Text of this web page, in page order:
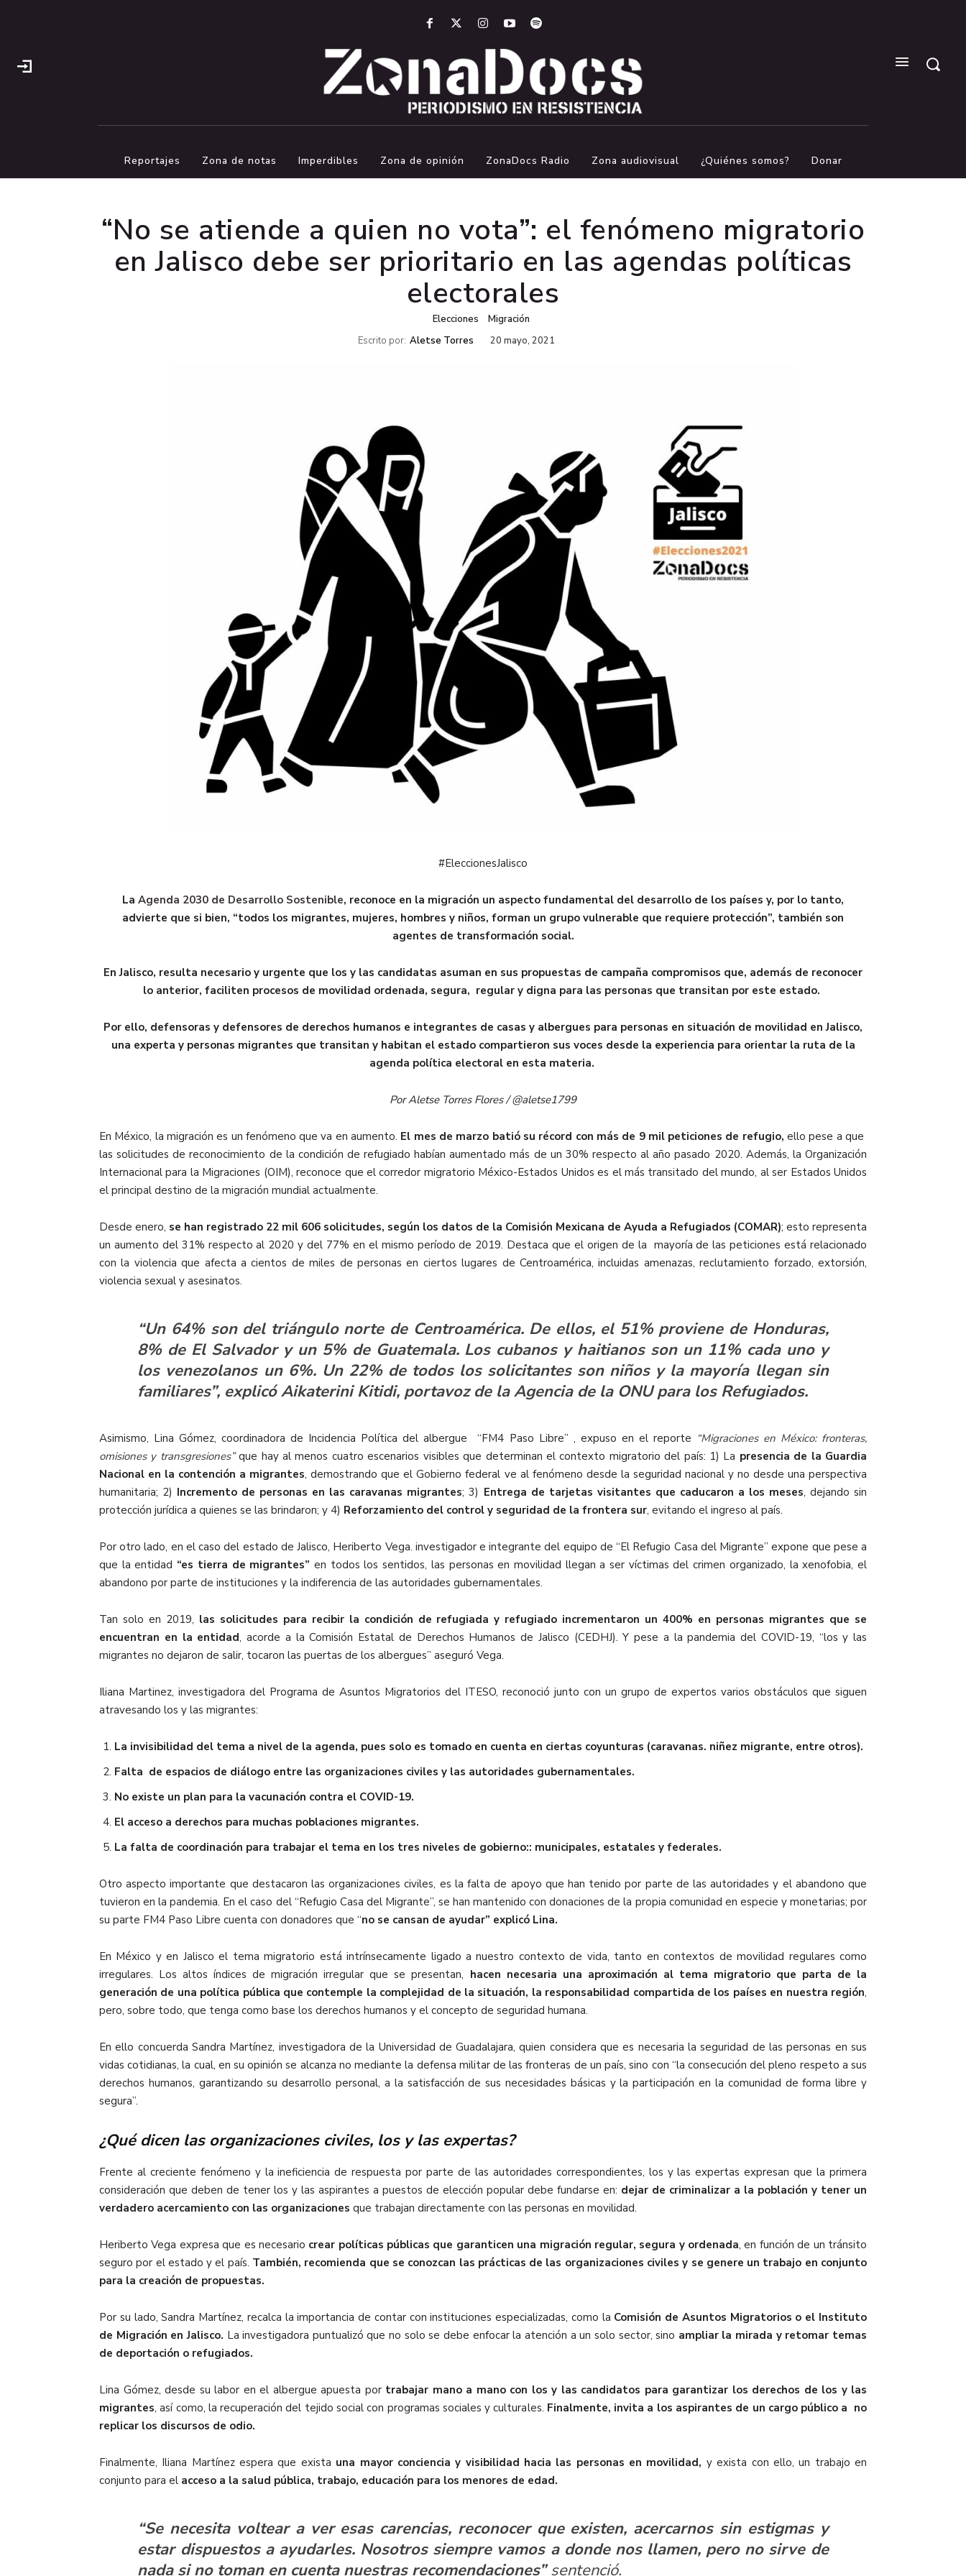
Reportajes Zona de notas Imperdibles Zona de opinión ZonaDocs Radio Zona audiovisual ¿Quiénes somos? Donar
“No se atiende a quien no vota”: el fenómeno migratorio
en Jalisco debe ser prioritario en las agendas políticas
electorales
Elecciones
Migración
Escrito por: Aletse Torres 20 mayo, 2021
#EleccionesJalisco
La Agenda 2030 de Desarrollo Sostenible, reconoce en la migración un aspecto fundamental del desarrollo de los países y, por lo tanto,
advierte que si bien, “todos los migrantes, mujeres, hombres y niños, forman un grupo vulnerable que requiere protección”, también son
agentes de transformación social.
En Jalisco, resulta necesario y urgente que los y las candidatas asuman en sus propuestas de campaña compromisos que, además de reconocer
lo anterior, faciliten procesos de movilidad ordenada, segura, regular y digna para las personas que transitan por este estado.
Por ello, defensoras y defensores de derechos humanos e integrantes de casas y albergues para personas en situación de movilidad en Jalisco,
una experta y personas migrantes que transitan y habitan el estado compartieron sus voces desde la experiencia para orientar la ruta de la
agenda política electoral en esta materia.
Por Aletse Torres Flores / @aletse1799
En México, la migración es un fenómeno que va en aumento. El mes de marzo batió su récord con más de 9 mil peticiones de refugio,ello pese a que
las solicitudes de reconocimiento de la condición de refugiado habían aumentado más de un 30% respecto al año pasado 2020. Además, laOrganización
Internacional para la Migraciones (OIM), reconoce que el corredor migratorio México-Estados Unidos es el más transitado del mundo, al ser Estados Unidos
el principal destino de la migración mundial actualmente.
Desde enero, se han registrado 22 mil 606 solicitudes, según los datos de la Comisión Mexicana de Ayuda a Refugiados (COMAR); esto representa
un aumento del 31% respecto al 2020 y del 77% en el mismo período de 2019. Destaca que el origen de la mayoría de las peticiones está relacionado
con la violencia que afecta a cientos de miles de personas en ciertos lugares de Centroamérica, incluidas amenazas, reclutamiento forzado, extorsión,
violencia sexual y asesinatos.
“Un 64% son del triángulo norte de Centroamérica. De ellos, el 51% proviene de Honduras,
8% de El Salvador y un 5% de Guatemala. Los cubanos y haitianos son un 11% cada uno y
los venezolanos un 6%. Un 22% de todos los solicitantes son niños y la mayoría llegan sin
familiares”, explicó Aikaterini Kitidi, portavoz de la Agencia de la ONU para los Refugiados.
Asimismo, Lina Gómez, coordinadora de Incidencia Política del albergue “FM4 Paso Libre” , expuso en el reporte “Migraciones en México: fronteras,
omisiones y transgresiones” que hay al menos cuatro escenarios visibles que determinan el contexto migratorio del país: 1) La presencia de la Guardia
Nacional en la contención a migrantes, demostrando que el Gobierno federal ve al fenómeno desde la seguridad nacional y no desde una perspectiva
humanitaria; 2) Incremento de personas en las caravanas migrantes; 3) Entrega de tarjetas visitantes que caducaron a los meses, dejando sin
protección jurídica a quienes se las brindaron; y 4) Reforzamiento del control y seguridad de la frontera sur, evitando el ingreso al país.
Por otro lado, en el caso del estado de Jalisco, Heriberto Vega. investigador e integrante del equipo de “El Refugio Casa del Migrante” expone que pese a
que la entidad “es tierra de migrantes” en todos los sentidos, las personas en movilidad llegan a ser víctimas del crimen organizado, la xenofobia, el
abandono por parte de instituciones y la indiferencia de las autoridades gubernamentales.
Tan solo en 2019, las solicitudes para recibir la condición de refugiada y refugiado incrementaron un 400% en personas migrantes que se
encuentran en la entidad, acorde a la Comisión Estatal de Derechos Humanos de Jalisco (CEDHJ). Y pese a la pandemia del COVID-19, “los y las
migrantes no dejaron de salir, tocaron las puertas de los albergues” aseguró Vega.
Iliana Martinez, investigadora del Programa de Asuntos Migratorios del ITESO, reconoció junto con un grupo de expertos varios obstáculos que siguen
atravesando los y las migrantes:
La invisibilidad del tema a nivel de la agenda, pues solo es tomado en cuenta en ciertas coyunturas (caravanas. niñez migrante, entre otros).
Falta de espacios de diálogo entre las organizaciones civiles y las autoridades gubernamentales.
No existe un plan para la vacunación contra el COVID-19.
El acceso a derechos para muchas poblaciones migrantes.
La falta de coordinación para trabajar el tema en los tres niveles de gobierno:: municipales, estatales y federales.
Otro aspecto importante que destacaron las organizaciones civiles, es la falta de apoyo que han tenido por parte de las autoridades y el abandono que
tuvieron en la pandemia. En el caso del “Refugio Casa del Migrante”, se han mantenido con donaciones de la propia comunidad en especie y monetarias; por
su parte FM4 Paso Libre cuenta con donadores que “no se cansan de ayudar” explicó Lina.
En México y en Jalisco el tema migratorio está intrínsecamente ligado a nuestro contexto de vida, tanto en contextos de movilidad regulares como
irregulares. Los altos índices de migración irregular que se presentan, hacen necesaria una aproximación al tema migratorio que parta de la
generación de una política pública que contemple la complejidad de la situación, la responsabilidad compartida de los países en nuestra región,
pero, sobre todo, que tenga como base los derechos humanos y el concepto de seguridad humana.
En ello concuerda Sandra Martínez, investigadora de la Universidad de Guadalajara, quien considera que es necesaria la seguridad de las personas en sus
vidas cotidianas, la cual, en su opinión se alcanza no mediante la defensa militar de las fronteras de un país, sino con “la consecución del pleno respeto a sus
derechos humanos, garantizando su desarrollo personal, a la satisfacción de sus necesidades básicas y la participación en la comunidad de forma libre y
segura”.
¿Qué dicen las organizaciones civiles, los y las expertas?
Frente al creciente fenómeno y la ineficiencia de respuesta por parte de las autoridades correspondientes, los y las expertas expresan que la primera
consideración que deben de tener los y las aspirantes a puestos de elección popular debe fundarse en: dejar de criminalizar a la población y tener un
verdadero acercamiento con las organizaciones que trabajan directamente con las personas en movilidad.
Heriberto Vega expresa que es necesario crear políticas públicas que garanticen una migración regular, segura y ordenada, en función de un tránsito
seguro por el estado y el país. También, recomienda que se conozcan las prácticas de las organizaciones civiles y se genere un trabajo en conjunto
para la creación de propuestas.
Por su lado, Sandra Martínez, recalca la importancia de contar con instituciones especializadas, como la Comisión de Asuntos Migratorios o el Instituto
de Migración en Jalisco. La investigadora puntualizó que no solo se debe enfocar la atención a un solo sector, sino ampliar la mirada y retomar temas
de deportación o refugiados.
Lina Gómez, desde su labor en el albergue apuesta por trabajar mano a mano con los y las candidatos para garantizar los derechos de los y las
migrantes, así como, la recuperación del tejido social con programas sociales y culturales. Finalmente, invita a los aspirantes de un cargo público a no
replicar los discursos de odio.
Finalmente, Iliana Martínez espera que exista una mayor conciencia y visibilidad hacia las personas en movilidad, y exista con ello, un trabajo en
conjunto para el acceso a la salud pública, trabajo, educación para los menores de edad.
“Se necesita voltear a ver esas carencias, reconocer que existen, acercarnos sin estigmas y
estar dispuestos a ayudarles. Nosotros siempre vamos a donde nos llamen, pero no sirve de
nada si no toman en cuenta nuestras recomendaciones”sentenció.